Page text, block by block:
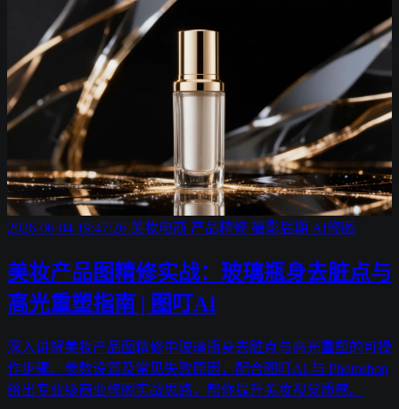
2026-06-04 19:47:26 美妆电商 产品精修 摄影后期 AI修图
美妆产品图精修实战：玻璃瓶身去脏点与
高光重塑指南 | 图叮AI
深入讲解美妆产品图精修中玻璃瓶身去脏点与高光重塑的可操
作步骤、参数设置及常见失败原因，配合图叮AI 与 Photoshop
给出专业级商业修图实战思路，帮你提升美妆视觉质感。